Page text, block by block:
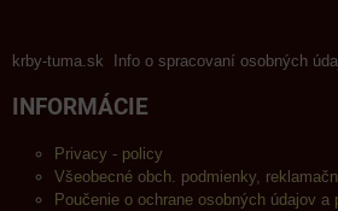
krby-tuma.sk Info o spracovaní osobných
INFORMÁCIE
Privacy - policy
Všeobecné obch. podmienky,
Poučenie o ochrane osobných údajov a